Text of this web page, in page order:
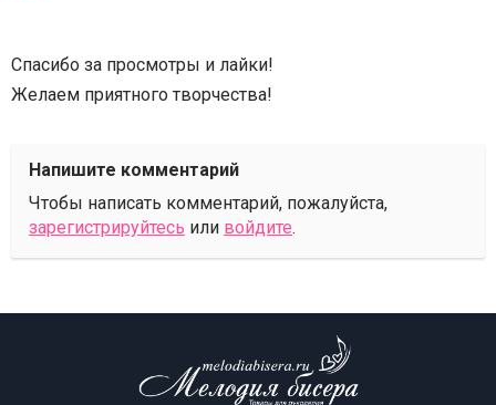
Спасибо за просмотры и лайки!
Желаем приятного творчества!
Напишите комментарий
Чтобы написать комментарий, пожалуйста,
зарегистрируйтесь или войдите.